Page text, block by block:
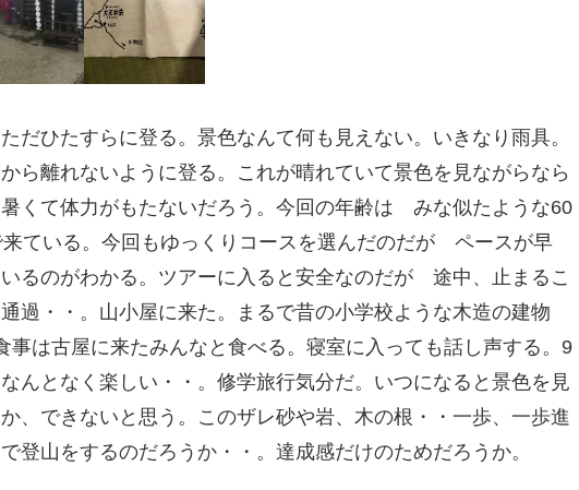
だひたすらに登る。景色なんて何も見えない。いきなり雨具。
ら離れないように登る。これが晴れていて景色を見ながらなら
くて体力がもたないだろう。今回の年齢は みな似たような60
ている。今回もゆっくりコースを選んだのだが ペースが早
るのがわかる。ツアーに入ると安全なのだが 途中、止まるこ
過・・。山小屋に来た。まるで昔の小学校ような木造の建物
事は古屋に来たみんなと食べる。寝室に入っても話し声する。9
んとなく楽しい・・。修学旅行気分だ。いつになると景色を見
、できないと思う。このザレ砂や岩、木の根・・一歩、一歩進
登山をするのだろうか・・。達成感だけのためだろうか。